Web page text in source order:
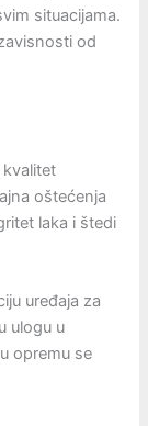
situacijama.
od
oštećenja
laka i štedi
uređaja za
ulogu u
opremu se